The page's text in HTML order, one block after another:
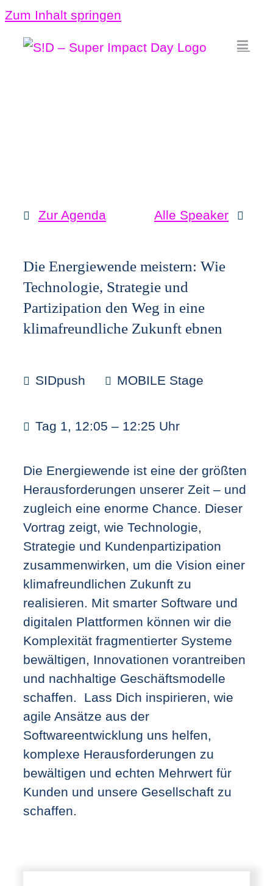
Zum Inhalt springen
Zur Agenda Alle Speaker
Die Energiewende meistern: Wie
Technologie, Strategie und
Partizipation den Weg in eine
klimafreundliche Zukunft ebnen
SIDpush MOBILE Stage
Tag 1, 12:05 – 12:25 Uhr
Die Energiewende ist eine der größten
Herausforderungen unserer Zeit – und
zugleich eine enorme Chance. Dieser
Vortrag zeigt, wie Technologie,
Strategie und Kundenpartizipation
zusammenwirken, um die Vision einer
klimafreundlichen Zukunft zu
realisieren. Mit smarter Software und
digitalen Plattformen können wir die
Komplexität fragmentierter Systeme
bewältigen, Innovationen vorantreiben
und nachhaltige Geschäftsmodelle
schaffen. Lass Dich inspirieren, wie
agile Ansätze aus der
Softwareentwicklung uns helfen,
komplexe Herausforderungen zu
bewältigen und echten Mehrwert für
Kunden und unsere Gesellschaft zu
schaffen.